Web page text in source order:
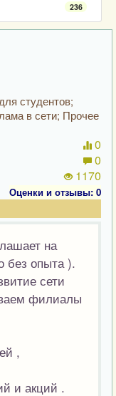
236
студентов;
в сети; Прочее
0
0
1170
Оценки и отзывы: 0
на
без опыта ).
сети
филиалы
,
и акций .